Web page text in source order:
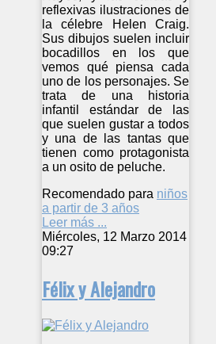
reflexivas ilustraciones de
la célebre Helen Craig.
Sus dibujos suelen incluir
bocadillos en los que
vemos qué piensa cada
uno de los personajes. Se
trata de una historia
infantil estándar de las
que suelen gustar a todos
y una de las tantas que
tienen como protagonista
a un osito de peluche.
Recomendado para niños
a partir de 3 años
Leer más ...
Miércoles, 12 Marzo 2014
09:27
Félix y Alejandro